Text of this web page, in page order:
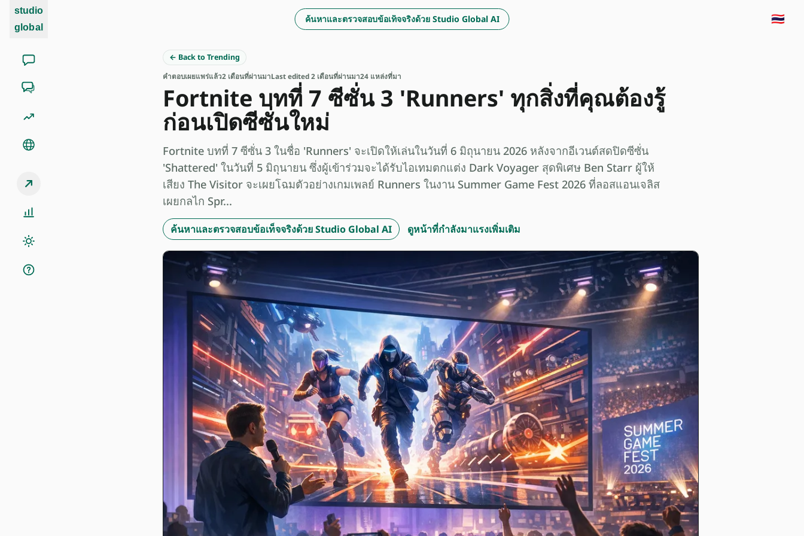
studio
global
ค้นหาและตรวจสอบข้อเท็จจริงด้วย Studio Global AI 🇹🇭
← Back to Trending
คำตอบเผยแพร่แล้ว2 เดือนที่ผ่านมาLast edited 2 เดือนที่ผ่านมา24 แหล่งที่มา
Fortnite บทที่ 7 ซีซั่น 3 'Runners' ทุกสิ่งที่คุณต้องรู้
ก่อนเปิดซีซั่นใหม่
Fortnite บทที่ 7 ซีซั่น 3 ในชื่อ 'Runners' จะเปิดให้เล่นในวันที่ 6 มิถุนายน 2026 หลังจากอีเวนต์สดปิดซีซั่น
'Shattered' ในวันที่ 5 มิถุนายน ซึ่งผู้เข้าร่วมจะได้รับไอเทมตกแต่ง Dark Voyager สุดพิเศษ Ben Starr ผู้ให้
เสียง The Visitor จะเผยโฉมตัวอย่างเกมเพลย์ Runners ในงาน Summer Game Fest 2026 ที่ลอสแอนเจลิส
เผยกลไก Spr...
ค้นหาและตรวจสอบข้อเท็จจริงด้วย Studio Global AI ดูหน้าที่กำลังมาแรงเพิ่มเติม